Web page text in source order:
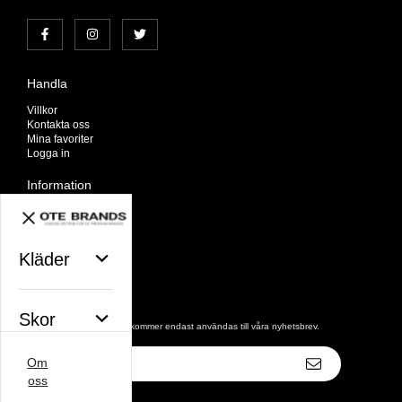
Kläder
Skor
Väskor
Handla
Villkor
Kontakta oss
Mina favoriter
Logga in
Information
Om oss
Nyheter
Avtalskund
Om cookies
De uppgifter du matar in kommer endast användas till våra nyhetsbrev.
postadress
Om
oss